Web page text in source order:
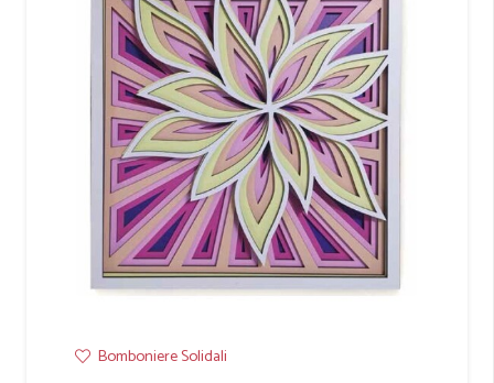
Bomboniere Solidali